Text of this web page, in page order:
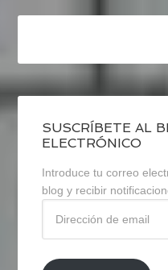
SUSCRÍBETE AL
ELECTRÓNICO
Introduce tu correo
blog y recibir
email